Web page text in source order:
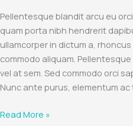
Pellentesque blandit arcu eu
quam porta nibh hendrerit
ullamcorper in dictum a,
commodo aliquam.
vel at sem. Sed commodo orci
Nunc ante purus, elementum
coffee
Read More »